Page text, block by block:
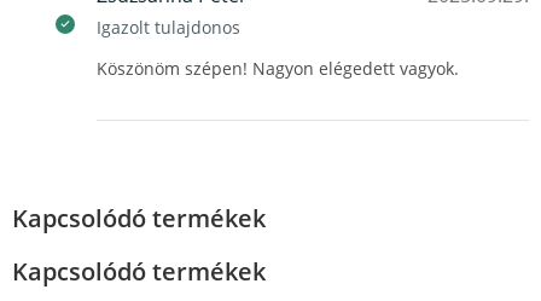
Igazolt tulajdonos
Köszönöm szépen! Nagyon elégedett vagyok.
Kapcsolódó termékek
Kapcsolódó termékek